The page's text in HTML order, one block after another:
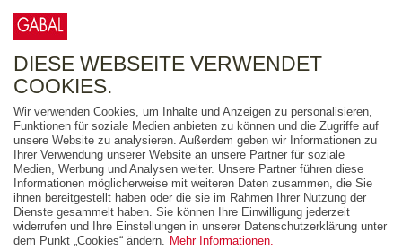
FREITEXT
AUSGABEART
AUS DER REIHE
ZUM THEMA
DIESE WEBSEITE VERWENDET
COOKIES.
Wir verwenden Cookies, um Inhalte und Anzeigen zu personalisieren,
Funktionen für soziale Medien anbieten zu können und die Zugriffe auf
unsere Website zu analysieren. Außerdem geben wir Informationen zu
Ihrer Verwendung unserer Website an unsere Partner für soziale
Medien, Werbung und Analysen weiter. Unsere Partner führen diese
Informationen möglicherweise mit weiteren Daten zusammen, die Sie
ihnen bereitgestellt haben oder die sie im Rahmen Ihrer Nutzung der
Dienste gesammelt haben. Sie können Ihre Einwilligung jederzeit
widerrufen und Ihre Einstellungen in unserer Datenschutzerklärung unter
dem Punkt „Cookies“ ändern. Mehr Informationen.